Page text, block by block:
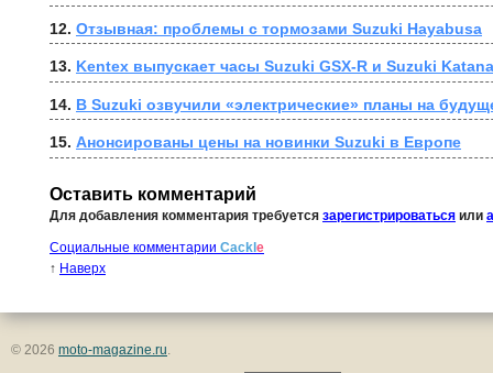
12. Отзывная: проблемы с тормозами Suzuki Hayabusa
13. Kentex выпускает часы Suzuki GSX-R и Suzuki Katana
14. В Suzuki озвучили «электрические» планы на
15. Анонсированы цены на новинки Suzuki в Европе
Оставить комментарий
Для добавления комментария требуется зарегистрироваться или
Социальные комментарии Cackl e
↑ Наверх
© 2026 moto-magazine.ru.